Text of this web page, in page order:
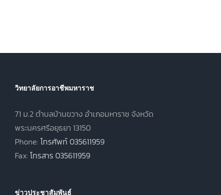
ฤดูร้อน ประจำปี
วิทยาลัยการอาชีพมหาราช
71 ม.2 ตำบลบ้านขวาง อำเภอมหาราช จังหวัด
พระนครศรีอยุธยา 13150
Phone: โทรศัพท์ 035611959
Fax: โทรสาร 035611959
ข่าวประชาสัมพันธ์